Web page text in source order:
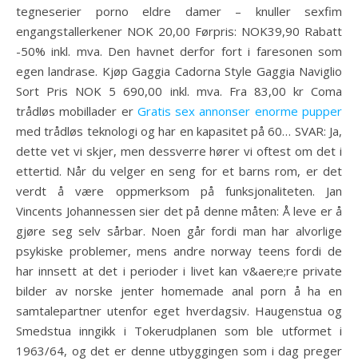
tegneserier porno eldre damer – knuller sexfim
engangstallerkener NOK 20,00 Førpris: NOK39,90 Rabatt
-50% inkl. mva. Den havnet derfor fort i faresonen som
egen landrase. Kjøp Gaggia Cadorna Style Gaggia Naviglio
Sort Pris NOK 5 690,00 inkl. mva. Fra 83,00 kr Coma
trådløs mobillader er Gratis sex annonser enorme pupper
med trådløs teknologi og har en kapasitet på 60… SVAR: Ja,
dette vet vi skjer, men dessverre hører vi oftest om det i
ettertid. Når du velger en seng for et barns rom, er det
verdt å være oppmerksom på funksjonaliteten. Jan
Vincents Johannessen sier det på denne måten: Å leve er å
gjøre seg selv sårbar. Noen går fordi man har alvorlige
psykiske problemer, mens andre norway teens fordi de
har innsett at det i perioder i livet kan v&aere;re private
bilder av norske jenter homemade anal porn å ha en
samtalepartner utenfor eget hverdagsiv. Haugenstua og
Smedstua inngikk i Tokerudplanen som ble utformet i
1963/64, og det er denne utbyggingen som i dag preger